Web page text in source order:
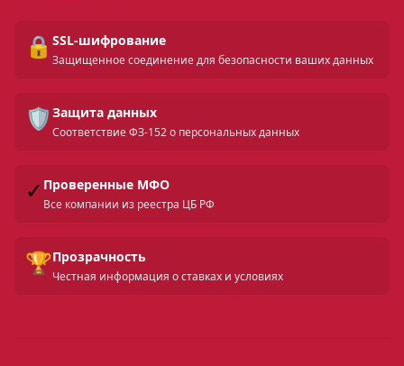
🔒 SSL-шифрование
Защищенное соединение для безопасности ваших данных
🛡️ Защита данных
Соответствие ФЗ-152 о персональных данных
✓ Проверенные МФО
Все компании из реестра ЦБ РФ
🏆Прозрачность
Честная информация о ставках и условиях